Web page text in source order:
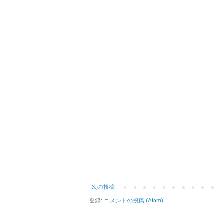
次の投稿
登録: コメントの投稿 (Atom)